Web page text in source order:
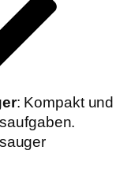
: Kompakt